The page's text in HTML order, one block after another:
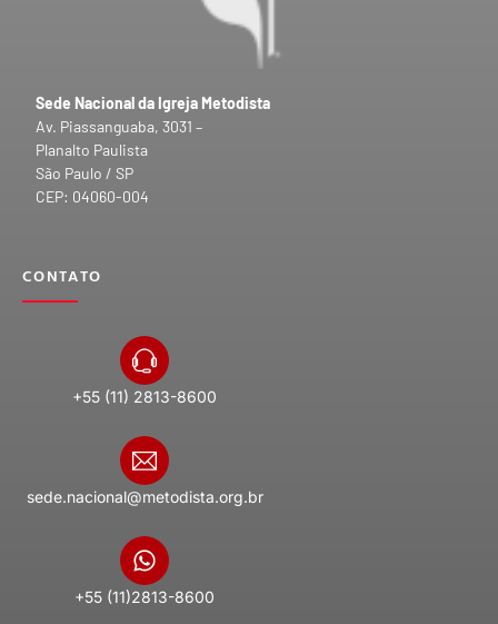
Sede Nacional da Igreja Metodista
Av. Piassanguaba, 3031 –
Planalto Paulista
São Paulo / SP
CEP: 04060-004
CONTATO
+55 (11) 2813-8600
sede.nacional@metodista.org.br
+55 (11)2813-8600